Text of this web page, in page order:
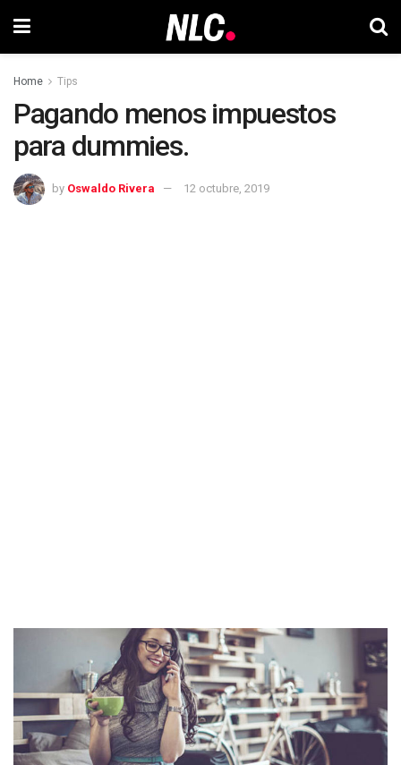
Home Tips
Pagando menos impuestos
para dummies.
by Oswaldo Rivera 12 octubre, 2019